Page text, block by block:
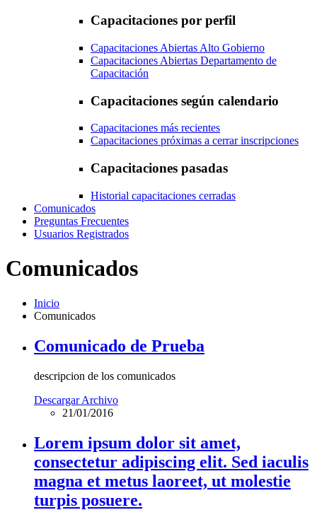
Capacitaciones por perfil
Capacitaciones Abiertas Alto Gobierno
Capacitaciones Abiertas Departamento de
Capacitación
Capacitaciones según calendario
Capacitaciones más recientes
Capacitaciones próximas a cerrar inscripciones
Capacitaciones pasadas
Historial capacitaciones cerradas
Comunicados
Preguntas Frecuentes
Usuarios Registrados
Comunicados
Inicio
Comunicados
Comunicado de Prueba
descripcion de los comunicados
Descargar Archivo
21/01/2016
Lorem ipsum dolor sit amet,
consectetur adipiscing elit. Sed iaculis
magna et metus laoreet, ut molestie
turpis posuere.